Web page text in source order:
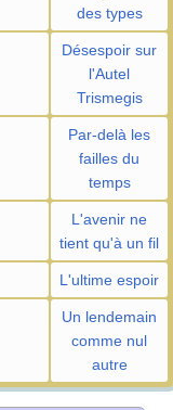
des types
Désespoir sur
l'Autel
Trismegis
Par-delà les
failles du
temps
L'avenir ne
tient qu'à un fil
L'ultime espoir
Un lendemain
comme nul
autre